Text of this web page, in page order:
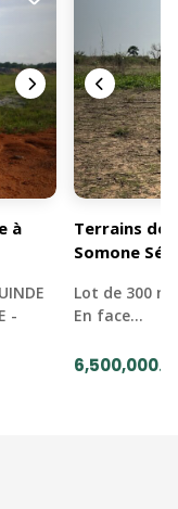
à
-
Terrains de
Somone
Lot de 300
En face…